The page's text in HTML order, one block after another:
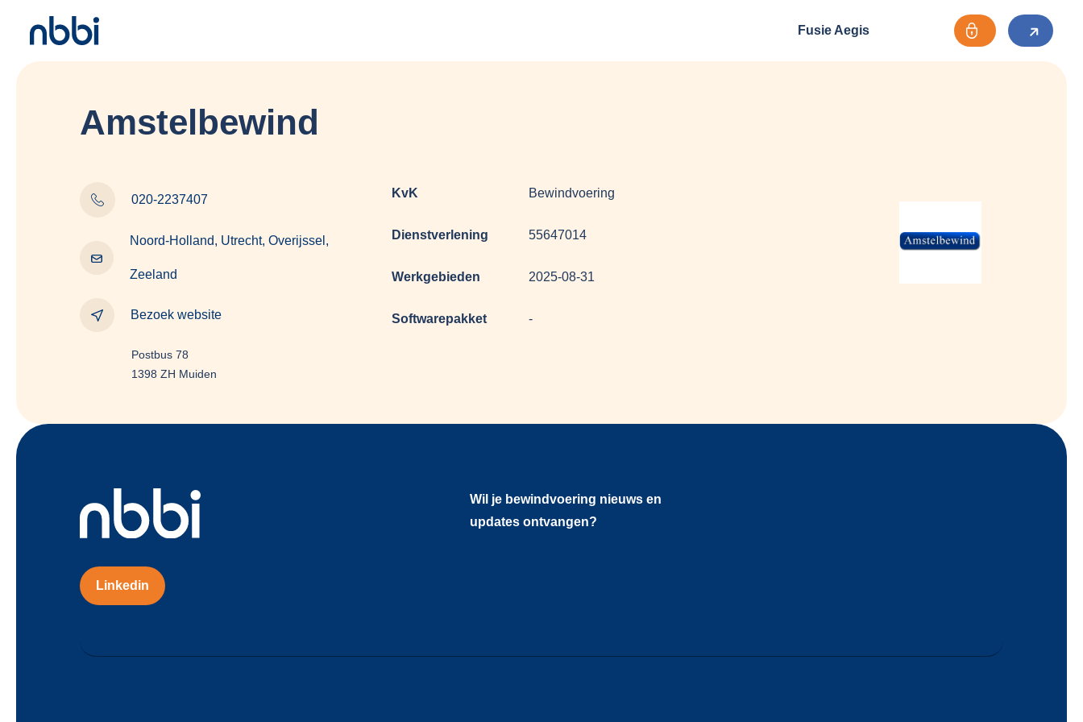
Fusie Aegis
Amstelbewind
020-2237407
Noord-Holland, Utrecht, Overijssel,
Zeeland
Bezoek website
Postbus 78
1398 ZH Muiden
KvK Bewindvoering
Dienstverlening 55647014
Werkgebieden 2025-08-31
Softwarepakket -
Linkedin
Wil je bewindvoering nieuws en
updates ontvangen?